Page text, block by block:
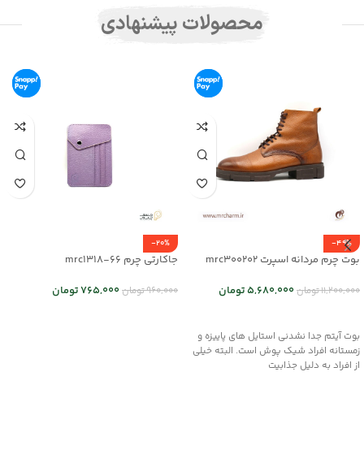
محصولات پیشنهادی
-49%
بوت چرم مردانه اسپرت mrc300202
11,200,000تومان5,680,000تومان
بوت آیتم جدا نشدنی استایل های پاییزه و
زمستانه افراد شیک پوش است. البته خیلی
از افراد به دلیل جذابیت
-20%
جاکارتی چرم mrc1318-66
960,000تومان765,000تومان